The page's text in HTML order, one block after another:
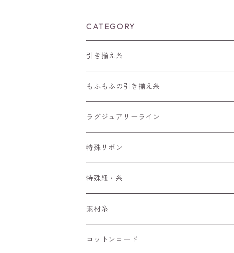
CATEGORY
引き揃え糸
編みもの用の糸
長さ30～90m
長さ100m～300m
4m～
ぱすてる
えすにっく
15m～
33m～
アソート
もふもふの引き揃え糸
50m
100m
ラグジュアリーライン
特殊リボン
手染めリボンセット
くしゅくしゅリボン
フラワーリボン
特殊紐・糸
ワイヤーみたいな糸
素材糸
キラキラ
コットンコード